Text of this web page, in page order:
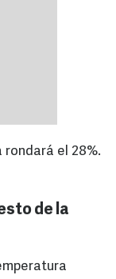
rondará el 28%.
de la